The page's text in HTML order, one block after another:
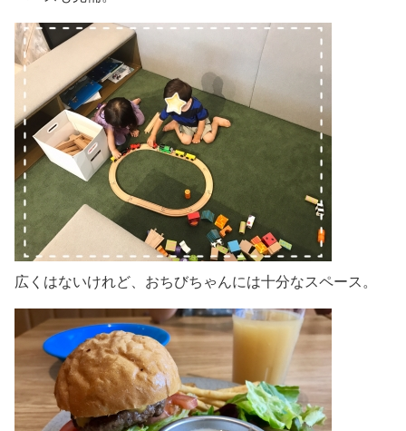
広くはないけれど、おちびちゃんには十分なスペース。